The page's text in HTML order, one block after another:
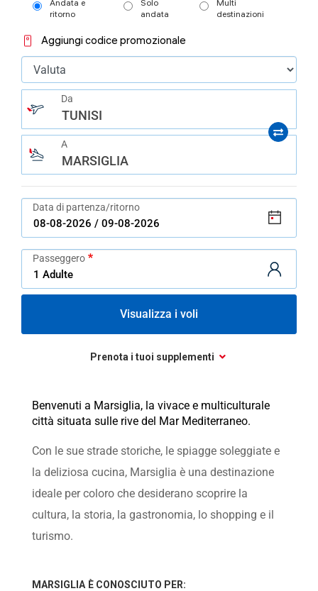
Andata e
ritorno
Solo
andata
Multi
destinazioni
Aggiungi codice promozionale
Da
TUNISI
A
MARSIGLIA
Data di partenza/ritorno
Passeggero
Visualizza i voli
Prenota i tuoi supplementi
Benvenuti a Marsiglia, la vivace e multiculturale
città situata sulle rive del Mar Mediterraneo.
Con le sue strade storiche, le spiagge soleggiate e
la deliziosa cucina, Marsiglia è una destinazione
ideale per coloro che desiderano scoprire la
cultura, la storia, la gastronomia, lo shopping e il
turismo.
MARSIGLIA È CONOSCIUTO PER: